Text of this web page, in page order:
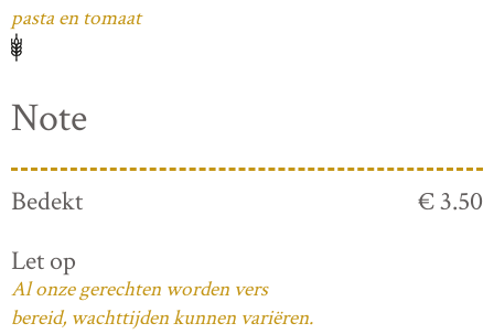
pasta en tomaat
Note
Bedekt
€ 3.50
Let op
Al onze gerechten worden vers
bereid, wachttijden kunnen variëren.